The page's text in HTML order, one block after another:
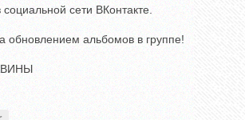
сети ВКонтакте.
обновлением альбомов в группе!